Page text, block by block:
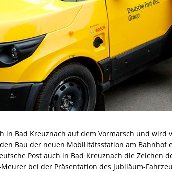
in Bad Kreuznach auf dem Vormarsch und
Bau der neuen Mobilitätsstation am
Post auch in Bad Kreuznach die Zeichen
bei der Präsentation des Jubiläum-